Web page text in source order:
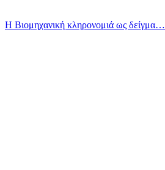
Η Βιομηχανική κληρονομιά ως δείγμα…